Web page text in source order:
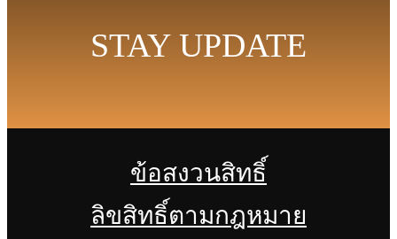
STAY UPDATE
ข้อสงวนสิทธิ์
ลิขสิทธิ์ตามกฎหมาย